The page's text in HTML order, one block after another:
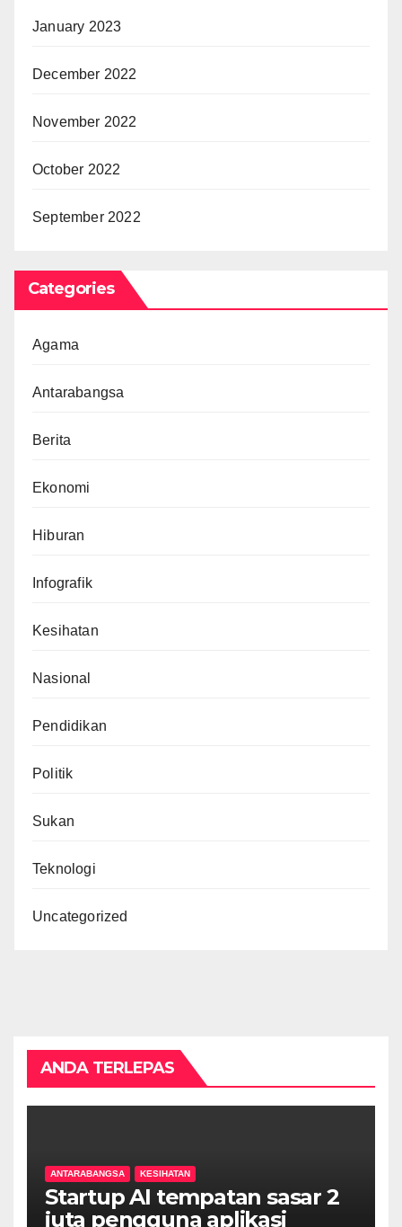
January 2023
December 2022
November 2022
October 2022
September 2022
Categories
Agama
Antarabangsa
Berita
Ekonomi
Hiburan
Infografik
Kesihatan
Nasional
Pendidikan
Politik
Sukan
Teknologi
Uncategorized
ANDA TERLEPAS
ANTARABANGSA KESIHATAN
Startup AI tempatan sasar 2
juta pengguna aplikasi